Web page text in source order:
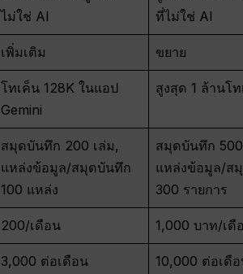
ไม่ใช่ AI
ที่ไม่ใช่ AI
เพิ่มเติม ขยาย
โทเค็น 128K ในแอป
Gemini
สูงสุด 1 ล้านโ
สมุดบันทึก 200 เล่ม,
แหล่งข้อมูล/สมุดบันทึก
100 แหล่ง
สมุดบันทึก 500
แหล่งข้อมูล/ส
300 รายการ
200/เดือน 1,000 บาท/เดื
3,000 ต่อเดือน 10,000 ต่อเดื